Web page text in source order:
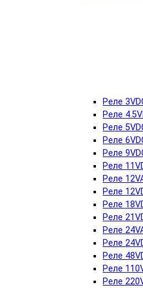
Реле
Реле
Реле
Реле
Реле
Реле
Реле
Реле
Реле
Реле
Реле
Реле
Реле
Реле
Реле